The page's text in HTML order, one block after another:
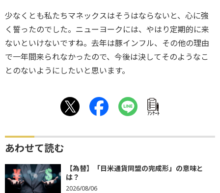
少なくとも私たちマネックスはそうはならないと、心に強
く誓ったのでした。ニューヨークには、やはり定期的に来
ないといけないですね。去年は豚インフル、その他の理由
で一年間来られなかったので、今後は決してそのようなこ
とのないようにしたいと思います。
ｱﾝｹｰﾄ
あわせて読む
【為替】「日米通貨同盟の完成形」の意味と
は？
2026/08/06